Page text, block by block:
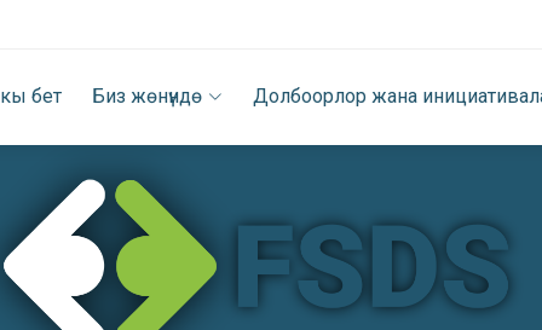
бет Биз жөнүндө Долбоорлор жана